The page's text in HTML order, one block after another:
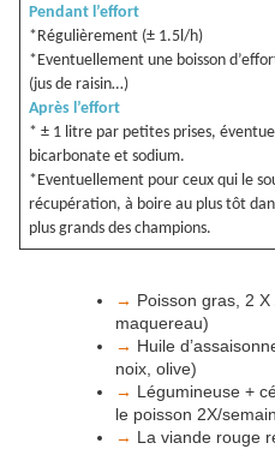
Pendant l’effort
*Régulièrement (± 1.5l/h)
*Eventuellement une boisson
(jus de raisin…)
Après l’effort
* ± 1 litre par petites prises,
bicarbonate et sodium.
*Eventuellement pour ceux qui le
récupération, à boire au plus tôt
plus grands des champions.
→ Poisson gras, 2
maquereau)
→ Huile
noix, olive)
→ Légumineuse +
le poisson 2X/
→ La viande rouge